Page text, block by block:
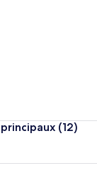
(12)